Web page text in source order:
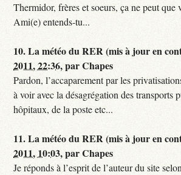
Thermidor, frères et soeurs, ça ne peut que
Ami(e) entends-tu...
10.La météo du RER (mis à jour en
2011, 22:36,parChapes
Pardon, l’accaparement par les
à voir avec la désagrégation des transports
hôpitaux, de la poste etc...
11.La météo du RER (mis à jour en
2011, 10:03,parChapes
Je réponds à l’esprit de l’auteur du site